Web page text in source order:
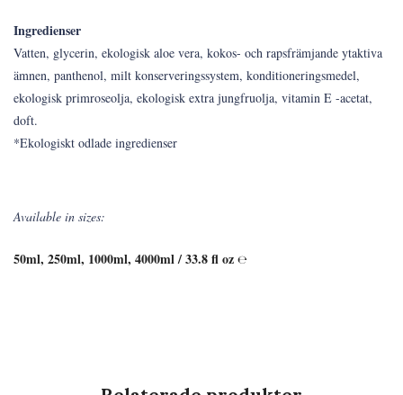
Ingredienser
Vatten, glycerin, ekologisk aloe vera, kokos- och rapsfrämjande ytaktiva
ämnen, panthenol, milt konserveringssystem, konditioneringsmedel,
ekologisk primroseolja, ekologisk extra jungfruolja, vitamin E -acetat,
doft.
*Ekologiskt odlade ingredienser
Available in sizes:
50ml, 250ml, 1000ml, 4000ml / 33.8 fl oz℮